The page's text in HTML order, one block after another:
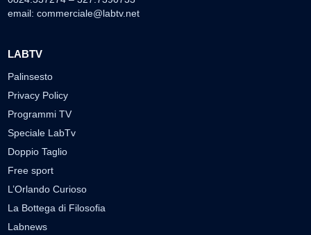
email: commerciale@labtv.net
LABTV
Palinsesto
Privacy Policy
Programmi TV
Speciale LabTv
Doppio Taglio
Free sport
L’Orlando Curioso
La Bottega di Filosofia
Labnews